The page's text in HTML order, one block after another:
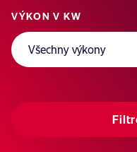
VÝKON V KW